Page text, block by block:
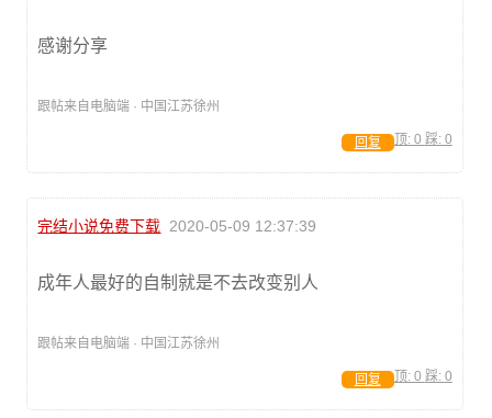
感谢分享
跟帖来自电脑端 · 中国江苏徐州
顶: 0 踩: 0
回复
完结小说免费下载 2020-05-09 12:37:39
成年人最好的自制就是不去改变别人
跟帖来自电脑端 · 中国江苏徐州
顶: 0 踩: 0
回复